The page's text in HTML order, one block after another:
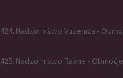
Nadzorništvo Vuzenica -
Nadzorništvo Ravne -